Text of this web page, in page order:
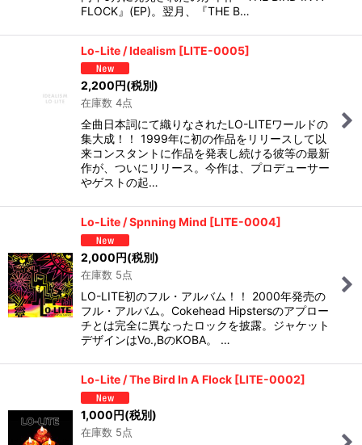
FLOCK』(EP)。翌月、『THE B…
Lo-Lite / Idealism [LITE-0005]
2,200円(税別)
在庫数 4点
全曲日本詞にて織りなされたLO-LITEワールドの
集大成！！ 1999年に初の作品をリリースして以
来コンスタントに作品を発表し続ける彼等の最新
作が、ついにリリース。今作は、プロデューサー
やゲストの起…
Lo-Lite / Spnning Mind [LITE-0004]
2,000円(税別)
在庫数 5点
LO-LITE初のフル・アルバム！！ 2000年発売の
フル・アルバム。Cokehead Hipstersのアプロー
チとは完全に異なったロックを披露。ジャケット
デザインはVo.,BのKOBA。 …
Lo-Lite / The Bird In A Flock [LITE-0002]
1,000円(税別)
在庫数 5点